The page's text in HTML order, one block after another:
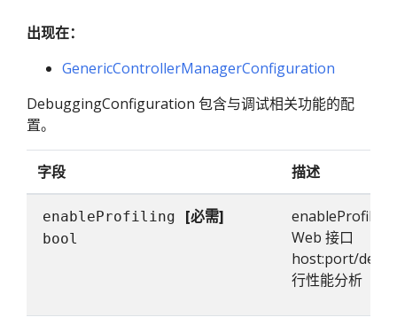
出现在：
GenericControllerManagerConfiguration
DebuggingConfiguration 包含与调试相关功能的配
置。
字段 描述
enableProfiling [必需]
bool
enableProfiling
Web 接口
host:port/
行性能分析（